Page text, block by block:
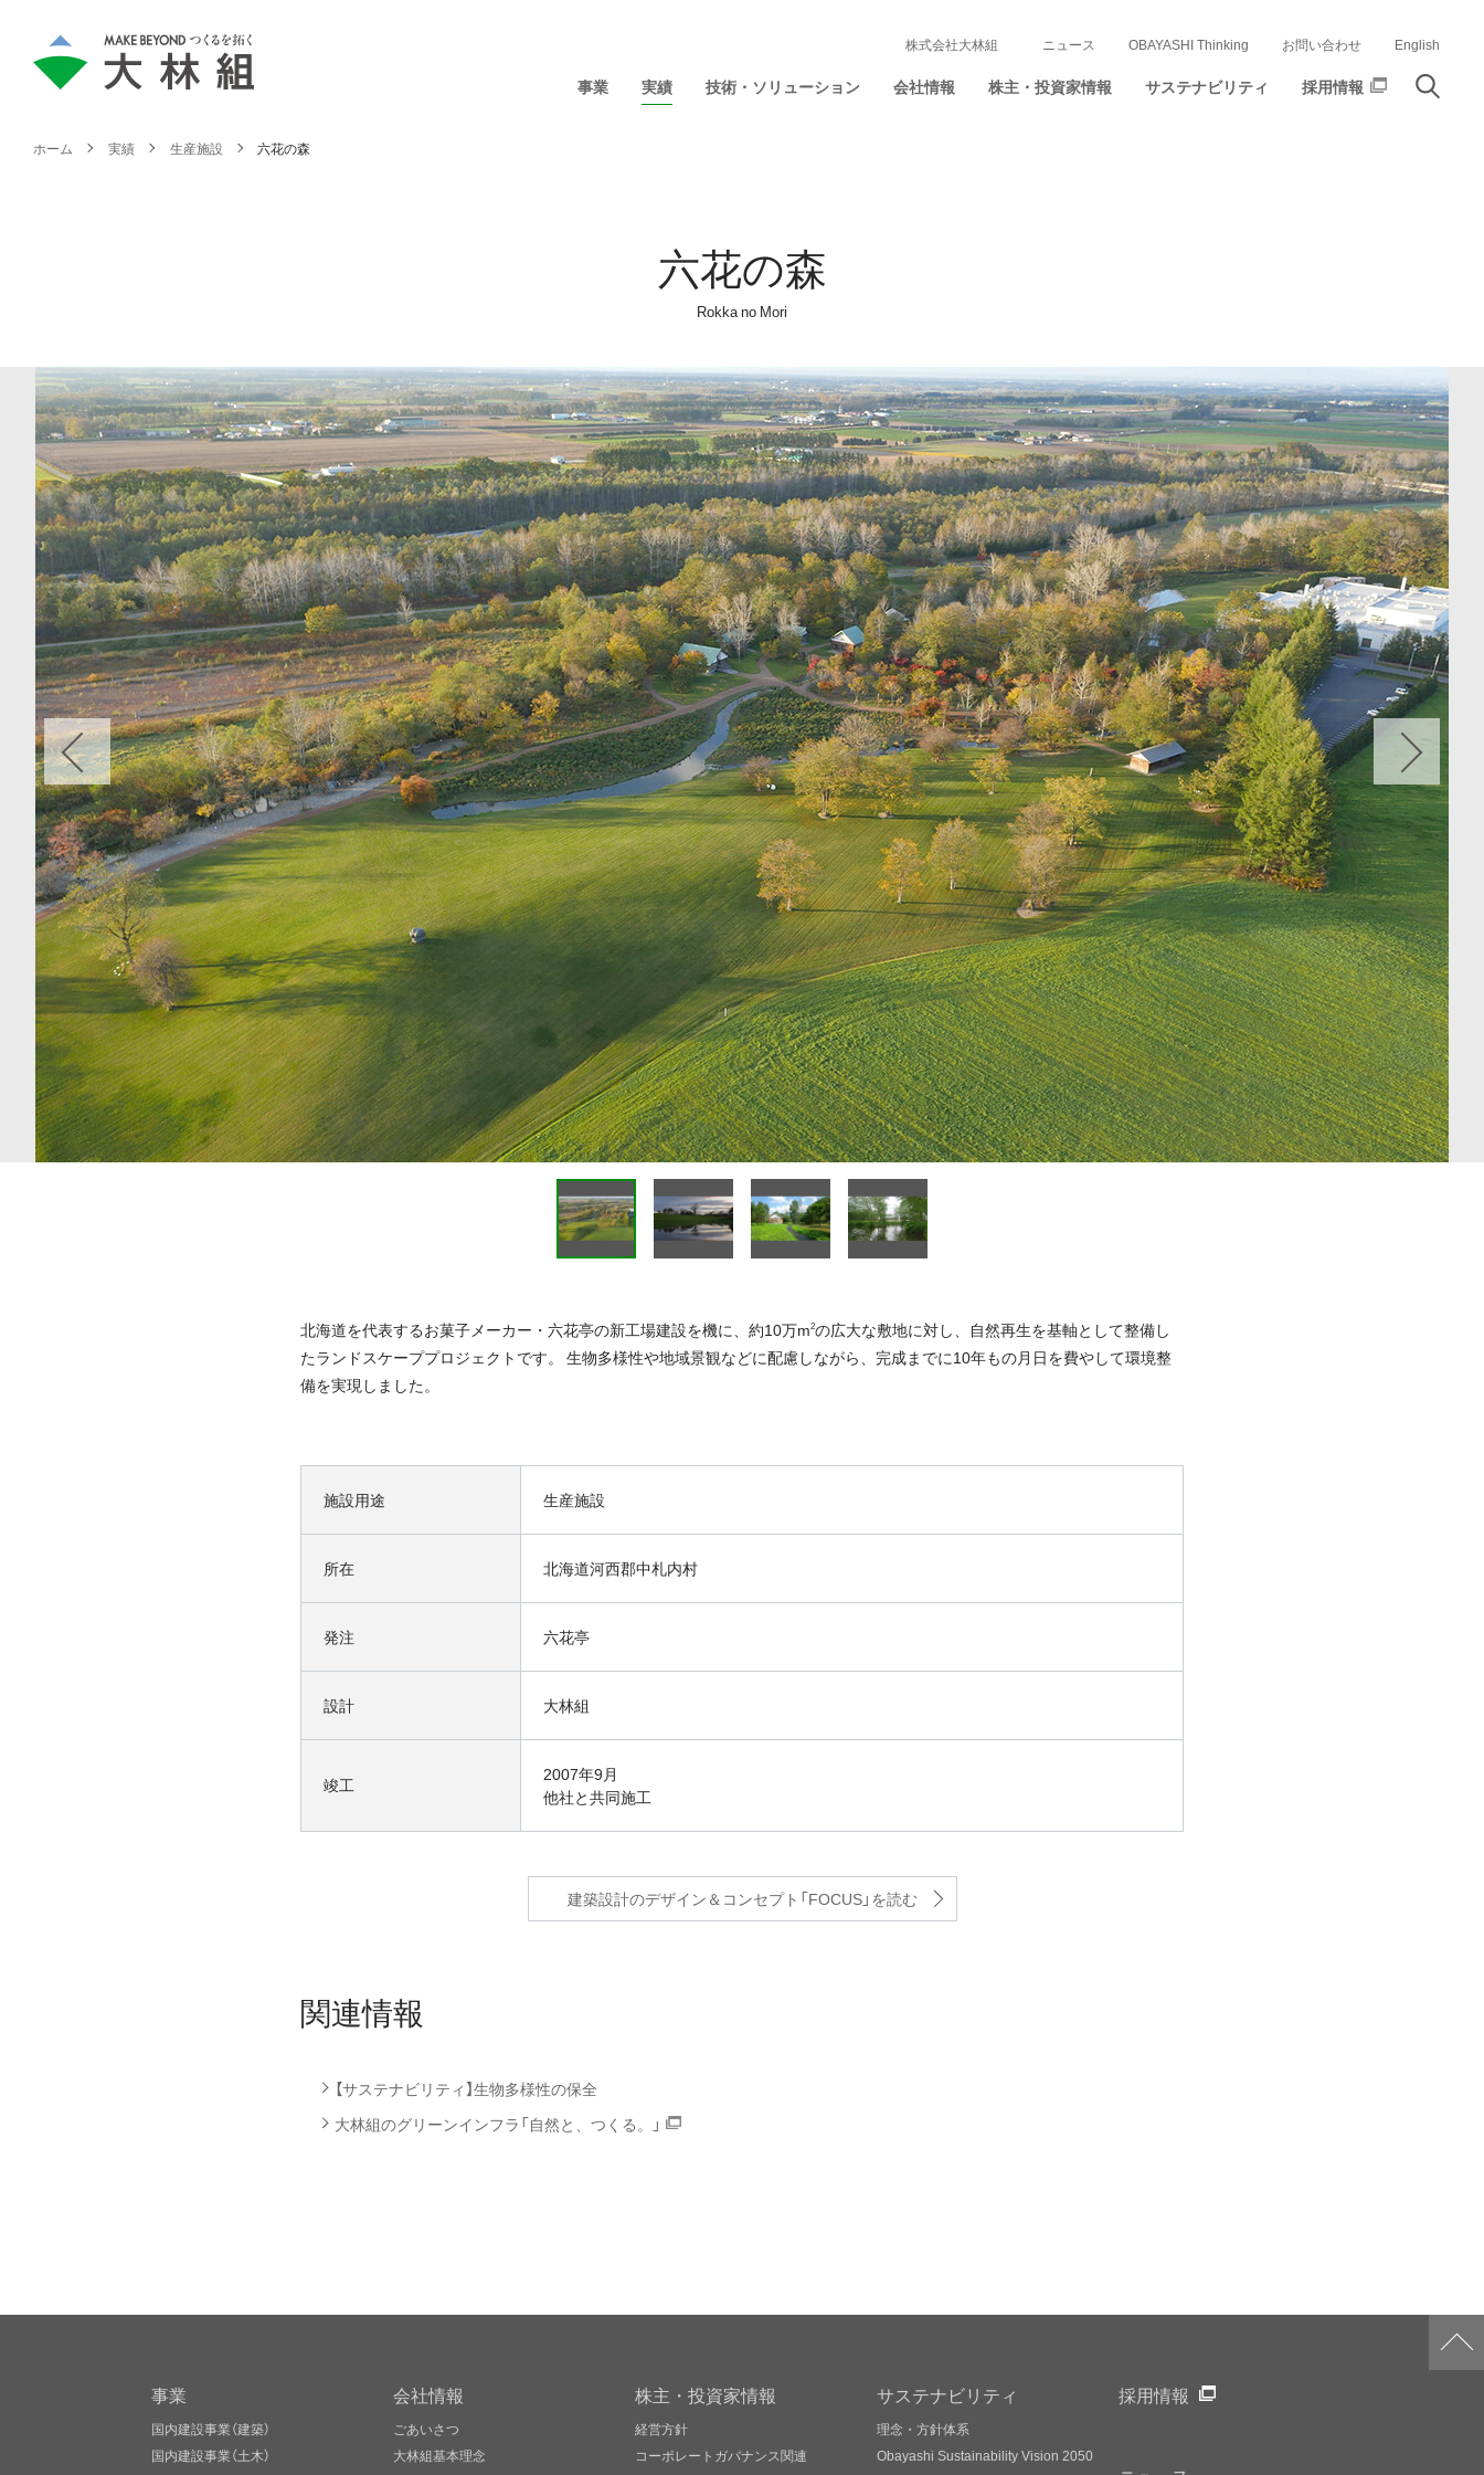
事業 実績 技術・ソリューション 会社情報 株主・投資家情報 サステナビリティ 採用情報
株式会社大林組 ニュース OBAYASHI Thinking お問い合わせ English
ホーム 実績 生産施設 六花の森
六花の森
Rokka no Mori
北海道を代表するお菓子メーカー・六花亭の新工場建設を機に、約10万m2の広大な敷地に対し、自然再生を基軸として整備し
たランドスケーププロジェクトです。 生物多様性や地域景観などに配慮しながら、完成までに10年もの月日を費やして環境整
備を実現しました。
施設用途 生産施設
所在 北海道河西郡中札内村
発注 六花亭
設計 大林組
竣工
2007年9月
他社と共同施工
建築設計のデザイン＆コンセプト 「FOCUS」を読む
関連情報
【サステナビリティ】生物多様性の保全
大林組のグリーンインフラ「自然と、つくる。」
事業
国内建設事業（建築）
国内建設事業（土木）
会社情報
ごあいさつ
大林組基本理念
株主・投資家情報
経営方針
コーポレートガバナンス関連
サステナビリティ
理念・方針体系
Obayashi Sustainability Vision 2050
採用情報